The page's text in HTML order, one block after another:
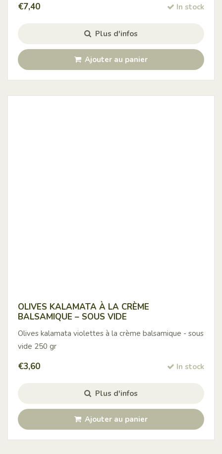
€7,40 In stock
Plus d'infos
Ajouter au panier
OLIVES KALAMATA À LA CRÈME
BALSAMIQUE – SOUS VIDE
Olives kalamata violettes à la crème balsamique - sous
vide 250 gr
€3,60 In stock
Plus d'infos
Ajouter au panier